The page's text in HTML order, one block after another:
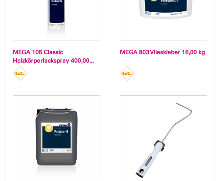
MEGA 105 Classic
Heizkörperlackspray 400,00...
MEGA 803 Vlieskleber 16,00 kg